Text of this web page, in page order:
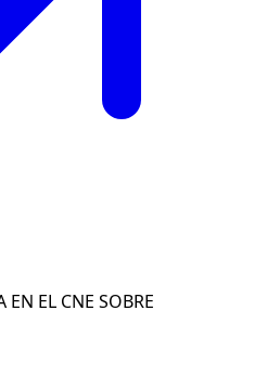
EN EL CNE SOBRE